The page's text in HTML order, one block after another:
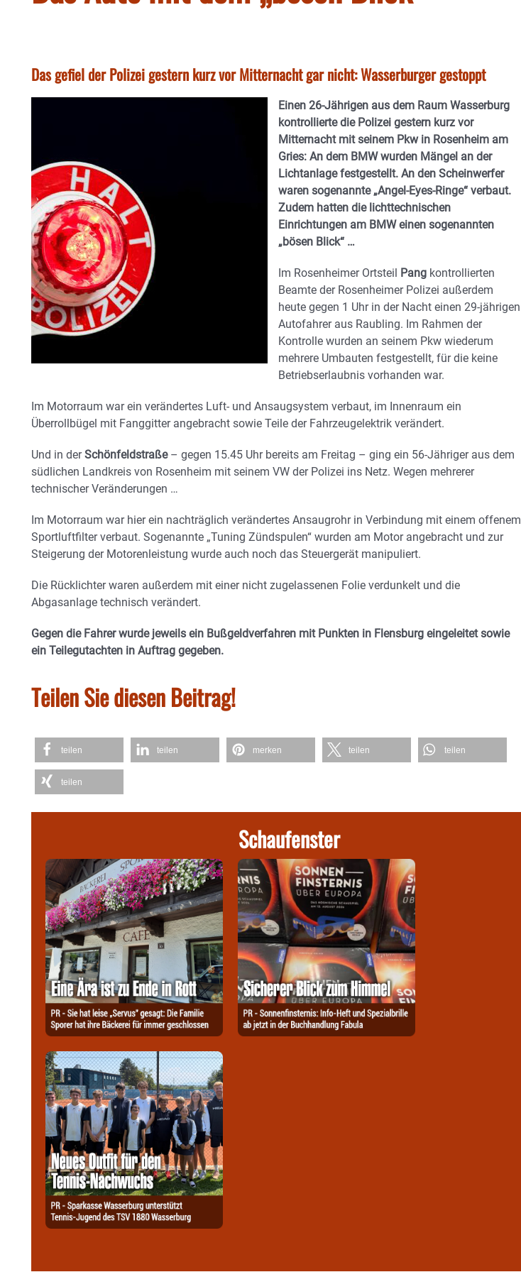
Das gefiel der Polizei gestern kurz vor Mitternacht gar nicht: Wasserburger gestoppt
Einen 26-Jährigen aus dem Raum Wasserburg
kontrollierte die Polizei gestern kurz vor
Mitternacht mit seinem Pkw in Rosenheim am
Gries: An dem BMW wurden Mängel an der
Lichtanlage festgestellt. An den Scheinwerfer
waren sogenannte „Angel-Eyes-Ringe“ verbaut.
Zudem hatten die lichttechnischen
Einrichtungen am BMW einen sogenannten
„bösen Blick“ …
Im Rosenheimer Ortsteil Pang kontrollierten
Beamte der Rosenheimer Polizei außerdem
heute gegen 1 Uhr in der Nacht einen 29-jährigen
Autofahrer aus Raubling. Im Rahmen der
Kontrolle wurden an seinem Pkw wiederum
mehrere Umbauten festgestellt, für die keine
Betriebserlaubnis vorhanden war.
Im Motorraum war ein verändertes Luft- und Ansaugsystem verbaut, im Innenraum ein
Überrollbügel mit Fanggitter angebracht sowie Teile der Fahrzeugelektrik verändert.
Und in derSchönfeldstraße– gegen 15.45 Uhr bereits am Freitag – ging ein 56-Jähriger aus dem
südlichen Landkreis von Rosenheim mit seinem VW der Polizei ins Netz. Wegen mehrerer
technischer Veränderungen …
Im Motorraum war hier ein nachträglich verändertes Ansaugrohr in Verbindung mit einem offenem
Sportluftfilter verbaut. Sogenannte „Tuning Zündspulen“ wurden am Motor angebracht und zur
Steigerung der Motorenleistung wurde auch noch das Steuergerät manipuliert.
Die Rücklichter waren außerdem mit einer nicht zugelassenen Folie verdunkelt und die
Abgasanlage technisch verändert.
Gegen die Fahrer wurde jeweils ein Bußgeldverfahren mit Punkten in Flensburg eingeleitet sowie
ein Teilegutachten in Auftrag gegeben.
Teilen Sie diesen Beitrag!
teilen teilen merken teilen teilen
teilen
Schaufenster